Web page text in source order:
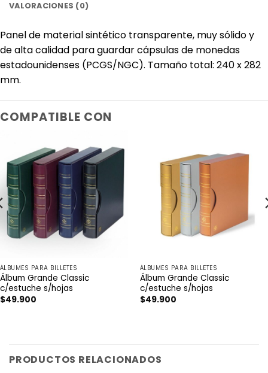
VALORACIONES (0)
Panel de material sintético transparente, muy sólido y
de alta calidad para guardar cápsulas de monedas
estadounidenses (PCGS/NGC). Tamaño total: 240 x 282
mm.
COMPATIBLE CON
ÁLBUMES PARA BILLETES
Álbum Grande Classic
c/estuche s/hojas
$49.900
ÁLBUMES PARA BILLETES
Álbum Grande Classic
c/estuche s/hojas
$49.900
PRODUCTOS RELACIONADOS